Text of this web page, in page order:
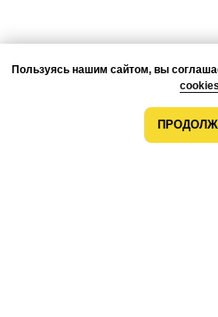
Пользуясь нашим сайтом, вы
cookies